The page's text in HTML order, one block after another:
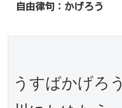
自由律句：かげろう
うすばかげろう